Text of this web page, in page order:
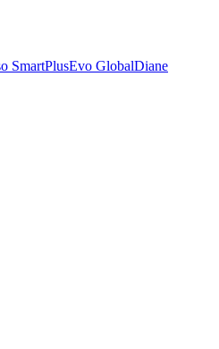
SmartPlusEvo GlobalDiane